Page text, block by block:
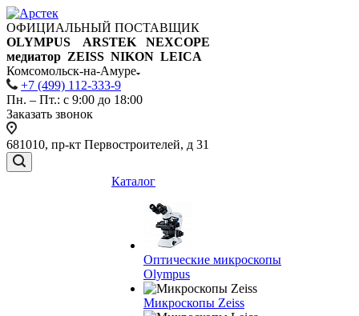
ОФИЦИАЛЬНЫЙ ПОСТАВЩИК
OLYMPUS ARSTEK NEXCOPE
медиатор ZEISS NIKON LEICA
Комсомольск-на-Амуре
+7 (499) 112-333-9
Пн. – Пт.: с 9:00 до 18:00
Заказать звонок
681010, пр-кт Первостроителей, д 31
Каталог
Оптические микроскопы
Olympus
Микроскопы Zeiss